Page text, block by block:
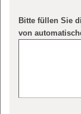
Bitte füllen Sie
von